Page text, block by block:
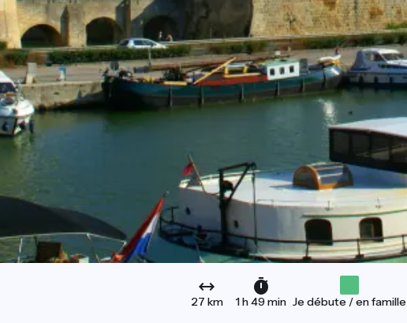
27 km 1 h 49 min Je débute / en famille